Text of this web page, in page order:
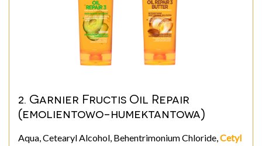
2. Garnier Fructis Oil Repair
(emolientowo-humektantowa)
Aqua, Cetearyl Alcohol, Behentrimonium Chloride, Cetyl